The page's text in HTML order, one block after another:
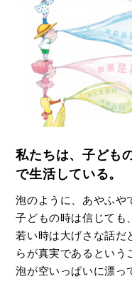
私たちは、子ども
で生活している。
泡のように、あやふや
子どもの時は信じても
若い時は大げさな話だ
らが真実であるという
泡が空いっぱいに漂っ